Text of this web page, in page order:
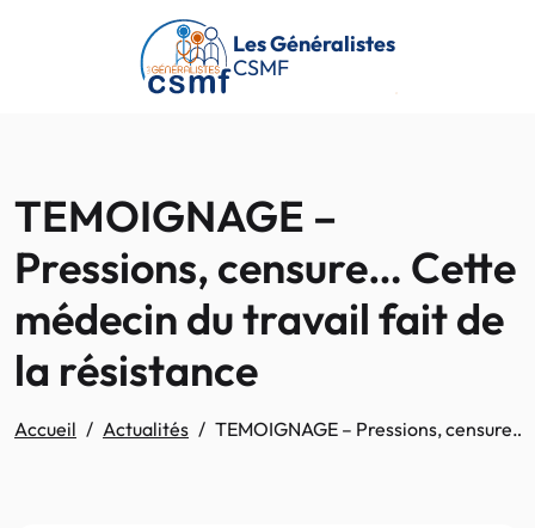
Passer au contenu principal
Les Généralistes
CSMF
TEMOIGNAGE –
Pressions, censure… Cette
médecin du travail fait de
la résistance
Accueil Actualités TEMOIGNAGE – Pressions,